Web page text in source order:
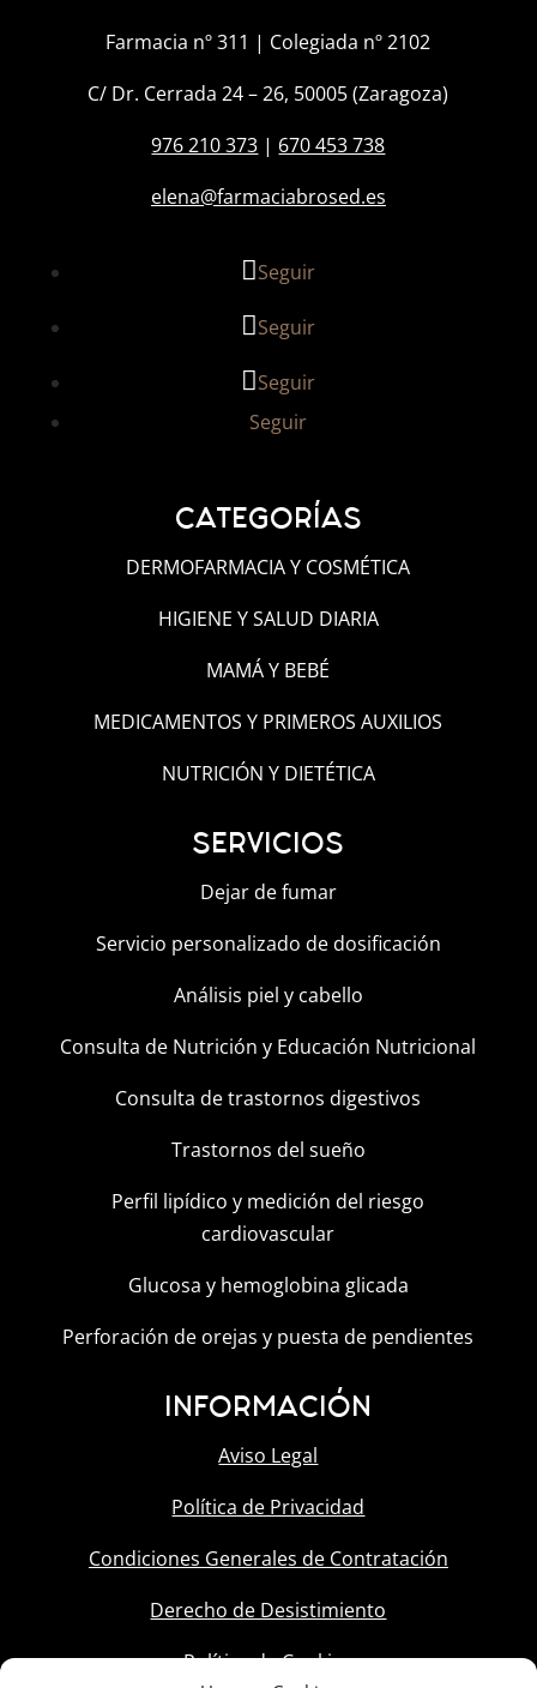
Farmacia nº 311 | Colegiada nº 2102
C/ Dr. Cerrada 24 – 26, 50005 (Zaragoza)
976 210 373 | 670 453 738
elena@farmaciabrosed.es
Seguir
Seguir
Seguir
Seguir
CATEGORÍAS
DERMOFARMACIA Y COSMÉTICA
HIGIENE Y SALUD DIARIA
MAMÁ Y BEBÉ
MEDICAMENTOS Y PRIMEROS AUXILIOS
NUTRICIÓN Y DIETÉTICA
SERVICIOS
Dejar de fumar
Servicio personalizado de dosificación
Análisis piel y cabello
Consulta de Nutrición y Educación Nutricional
Consulta de trastornos digestivos
Trastornos del sueño
Perfil lipídico y medición del riesgo
cardiovascular
Glucosa y hemoglobina glicada
Perforación de orejas y puesta de pendientes
INFORMACIÓN
Aviso Legal
Política de Privacidad
Condiciones Generales de Contratación
Derecho de Desistimiento
Política de Cookies